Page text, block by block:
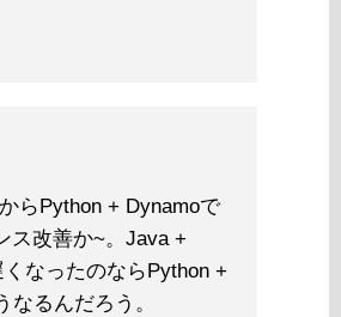
らPython + Dynamoで
ス改善か~。Java +
くなったのならPython +
なるんだろう。